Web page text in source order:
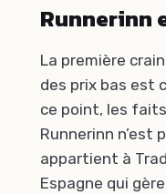
Runnerinn
La première
des prix bas est
ce point, les
Runnerinn n’est
appartient à
Espagne qui